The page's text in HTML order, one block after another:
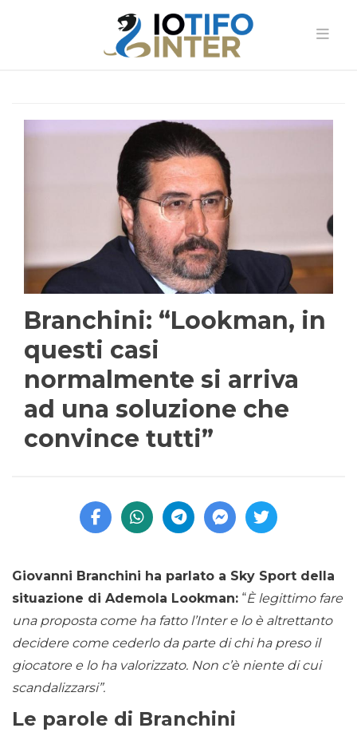
Branchini: “Lookman, in
questi casi
normalmente si arriva
ad una soluzione che
convince tutti”
Giovanni Branchini ha parlato a Sky Sport della
situazione di Ademola Lookman: “È legittimo fare
una proposta come ha fatto l’Inter e lo è altrettanto
decidere come cederlo da parte di chi ha preso il
giocatore e lo ha valorizzato. Non c’è niente di cui
scandalizzarsi”.
Le parole di Branchini